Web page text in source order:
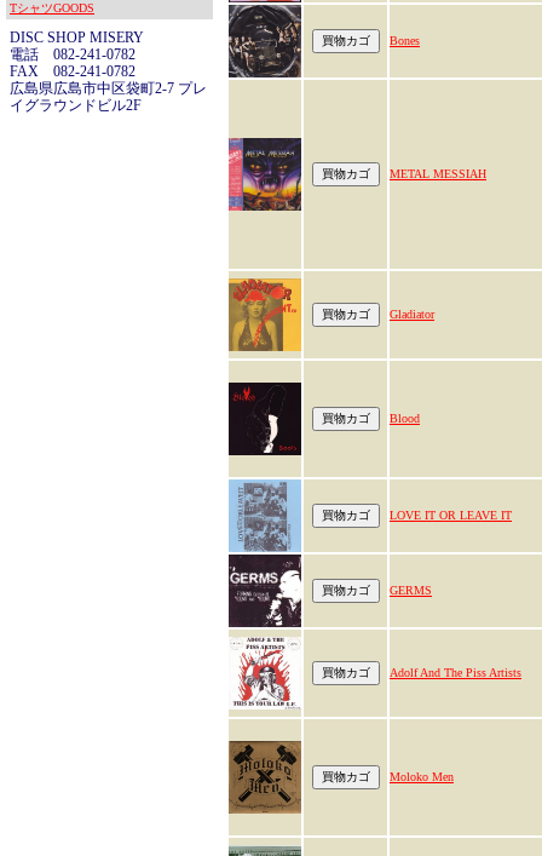
TシャツGOODS
DISC SHOP MISERY
電話 082-241-0782
FAX 082-241-0782
広島県広島市中区袋町2-7 プレ
イグラウンドビル2F
Bones
METAL MESSIAH
Gladiator
Blood
LOVE IT OR LEAVE IT
GERMS
Adolf And The Piss Artists
Moloko Men